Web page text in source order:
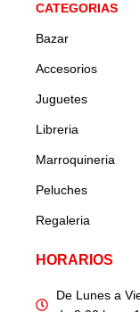
CATEGORIAS
Bazar
Accesorios
Juguetes
Libreria
Marroquineria
Peluches
Regaleria
HORARIOS
De Lunes a